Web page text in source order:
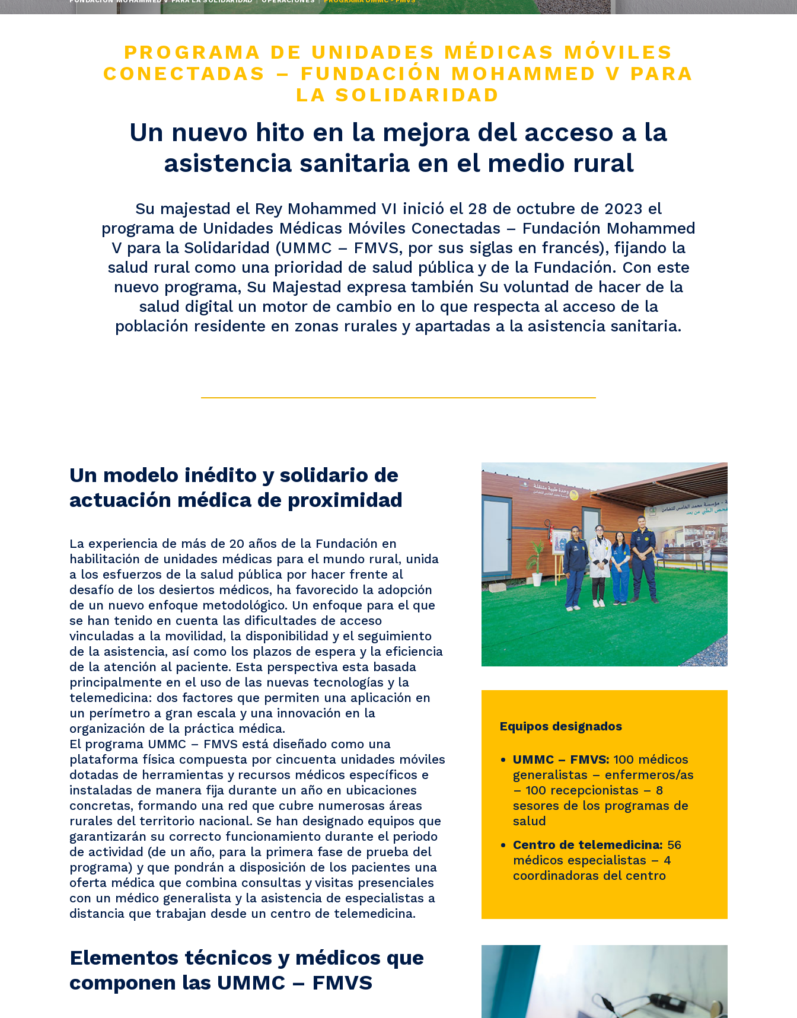
PROGRAMA DE UNIDADES MÉDICAS MÓVILES
CONECTADAS – FUNDACIÓN MOHAMMED V PARA
LA SOLIDARIDAD
Un nuevo hito en la mejora del acceso a la
asistencia sanitaria en el medio rural
Su majestad el Rey Mohammed VI inició el 28 de octubre de 2023 el
programa de Unidades Médicas Móviles Conectadas – Fundación Mohammed
V para la Solidaridad (UMMC – FMVS, por sus siglas en francés), fijando la
salud rural como una prioridad de salud pública y de la Fundación. Con este
nuevo programa, Su Majestad expresa también Su voluntad de hacer de la
salud digital un motor de cambio en lo que respecta al acceso de la
población residente en zonas rurales y apartadas a la asistencia sanitaria.
Un modelo inédito y solidario de
actuación médica de proximidad
La experiencia de más de 20 años de la Fundación en
habilitación de unidades médicas para el mundo rural, unida
a los esfuerzos de la salud pública por hacer frente al
desafío de los desiertos médicos, ha favorecido la adopción
de un nuevo enfoque metodológico. Un enfoque para el que
se han tenido en cuenta las dificultades de acceso
vinculadas a la movilidad, la disponibilidad y el seguimiento
de la asistencia, así como los plazos de espera y la eficiencia
de la atención al paciente. Esta perspectiva esta basada
principalmente en el uso de las nuevas tecnologías y la
telemedicina: dos factores que permiten una aplicación en
un perímetro a gran escala y una innovación en la
organización de la práctica médica.
El programa UMMC – FMVS está diseñado como una
plataforma física compuesta por cincuenta unidades móviles
dotadas de herramientas y recursos médicos específicos e
instaladas de manera fija durante un año en ubicaciones
concretas, formando una red que cubre numerosas áreas
rurales del territorio nacional. Se han designado equipos que
garantizarán su correcto funcionamiento durante el periodo
de actividad (de un año, para la primera fase de prueba del
programa) y que pondrán a disposición de los pacientes una
oferta médica que combina consultas y visitas presenciales
con un médico generalista y la asistencia de especialistas a
distancia que trabajan desde un centro de telemedicina.
Equipos designados
UMMC – FMVS: 100 médicos
generalistas – enfermeros/as
– 100 recepcionistas – 8
sesores de los programas de
salud
Centro de telemedicina: 56
médicos especialistas – 4
coordinadoras del centro
Elementos técnicos y médicos que
componen las UMMC – FMVS